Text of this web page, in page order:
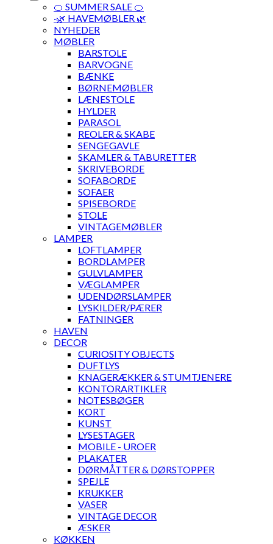
🍊 SUMMER SALE 🍊
·🌿 HAVEMØBLER 🌿
NYHEDER
MØBLER
BARSTOLE
BARVOGNE
BÆNKE
BØRNEMØBLER
LÆNESTOLE
HYLDER
PARASOL
REOLER & SKABE
SENGEGAVLE
SKAMLER & TABURETTER
SKRIVEBORDE
SOFABORDE
SOFAER
SPISEBORDE
STOLE
VINTAGEMØBLER
LAMPER
LOFTLAMPER
BORDLAMPER
GULVLAMPER
VÆGLAMPER
UDENDØRSLAMPER
LYSKILDER/PÆRER
FATNINGER
HAVEN
DECOR
CURIOSITY OBJECTS
DUFTLYS
KNAGERÆKKER & STUMTJENERE
KONTORARTIKLER
NOTESBØGER
KORT
KUNST
LYSESTAGER
MOBILE - UROER
PLAKATER
DØRMÅTTER & DØRSTOPPER
SPEJLE
KRUKKER
VASER
VINTAGE DECOR
ÆSKER
KØKKEN